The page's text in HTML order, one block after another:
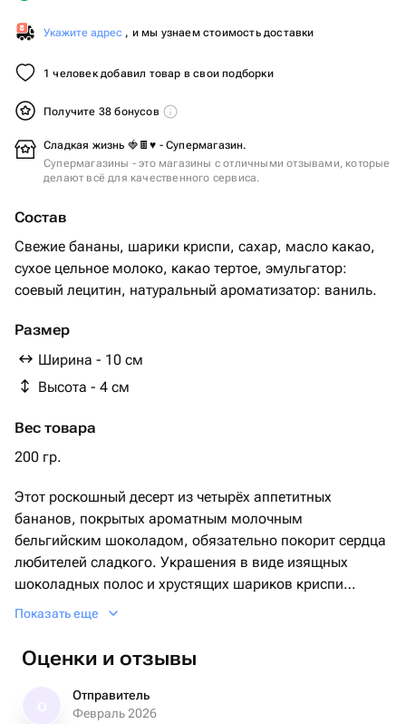
Укажите адрес , и мы узнаем стоимость доставки
1 человек добавил товар в свои подборки
Получите 38 бонусов
Сладкая жизнь 🍓🍫♥️ - Супермагазин.
Супермагазины - это магазины с отличными отзывами, которые
делают всё для качественного сервиса.
Состав
Свежие бананы, шарики криспи, сахар, масло какао,
сухое цельное молоко, какао тертое, эмульгатор:
соевый лецитин, натуральный ароматизатор: ваниль.
Размер
Ширина - 10 см
Высота - 4 см
Вес товара
200 гр.
Этот роскошный десерт из четырёх аппетитных
бананов, покрытых ароматным молочным
бельгийским шоколадом, обязательно покорит сердца
любителей сладкого. Украшения в виде изящных
шоколадных полос и хрустящих шариков криспи
делают каждую деталь этого подарка особенной.
шарик и поздравительная открытка, идеально
подходящие для любого праздничного случая. Этот
сладкий сюрприз подарит море удовольствия и
оставит приятные воспоминания.
Показать еще
Оценки и отзывы
Отправитель
Февраль 2026